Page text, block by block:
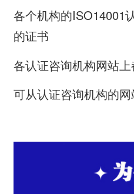
各个机构的ISO14001
的证书
各认证咨询机构网站
可从认证咨询机构的